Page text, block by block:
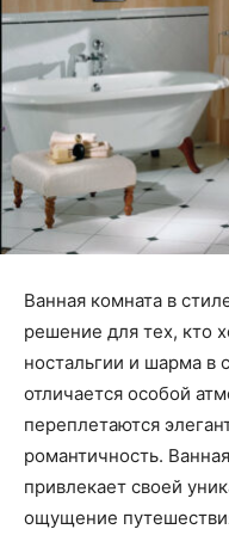
Ванная комната в
решение для тех, кто
ностальгии и шарма в
отличается особой
переплетаются
романтичность.
привлекает своей
ощущение